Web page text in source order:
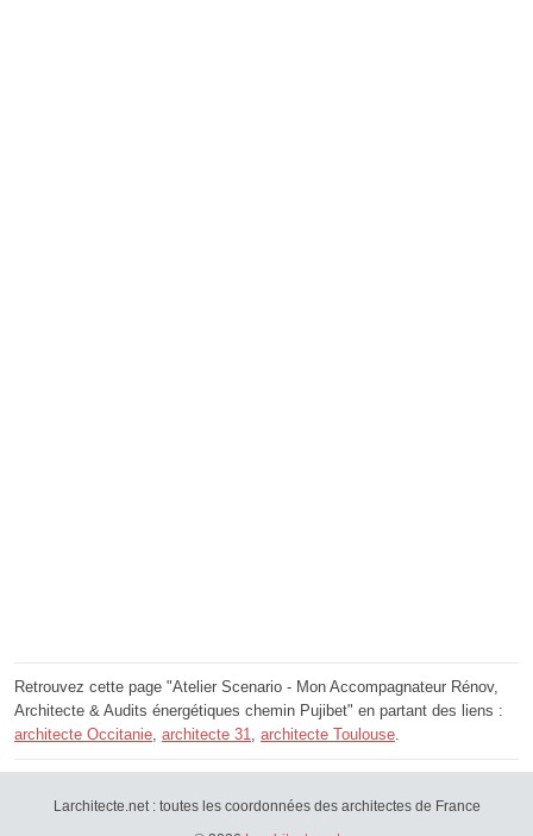
Retrouvez cette page "Atelier Scenario - Mon Accompagnateur Rénov,
Architecte & Audits énergétiques chemin Pujibet" en partant des liens :
architecte Occitanie, architecte 31, architecte Toulouse.
Larchitecte.net : toutes les coordonnées des architectes de France